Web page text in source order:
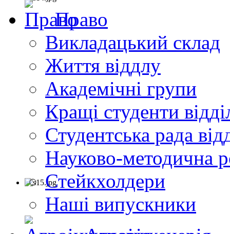
Право
Викладацький склад
Життя віддлу
Академічні групи
Кращі студенти
Студентська рада
Науково-методична
Стейкхолдери
Наші випускники